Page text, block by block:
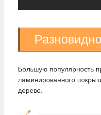
Большую популярность
ламинированного
дерево.